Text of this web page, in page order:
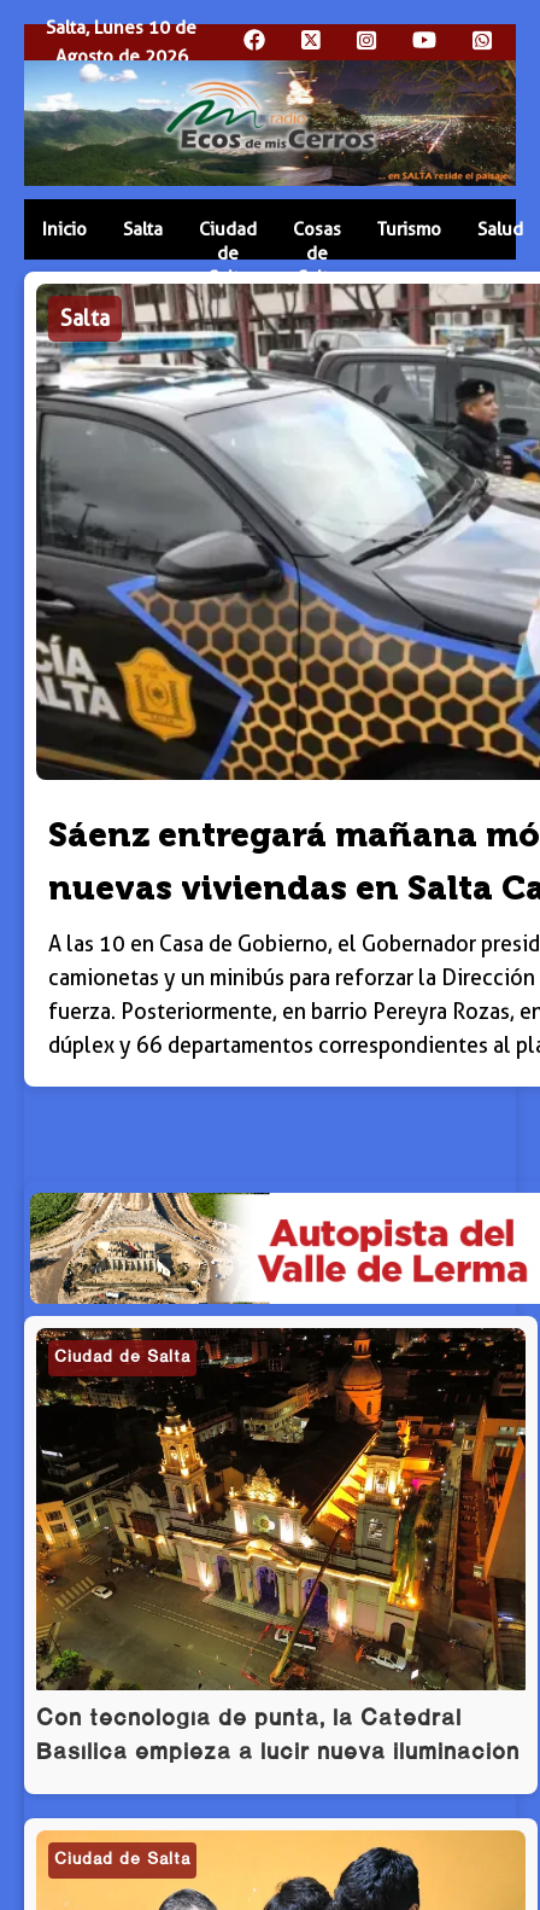
Salta, Lunes 10 de
Agosto de 2026
Inicio Salta
Ciudad
de
Salta
Cosas
de
Salta
Turismo Salud
Salta
Sáenz entregará mañana
nuevas viviendas en Salta
A las 10 en Casa de Gobierno, el Gobernador
camionetas y un minibús para reforzar la
fuerza. Posteriormente, en barrio Pereyra Rozas,
dúplex y 66 departamentos correspondientes al
Ciudad de Salta
Con tecnología de punta, la Catedral
Basílica empieza a lucir nueva iluminación
Ciudad de Salta